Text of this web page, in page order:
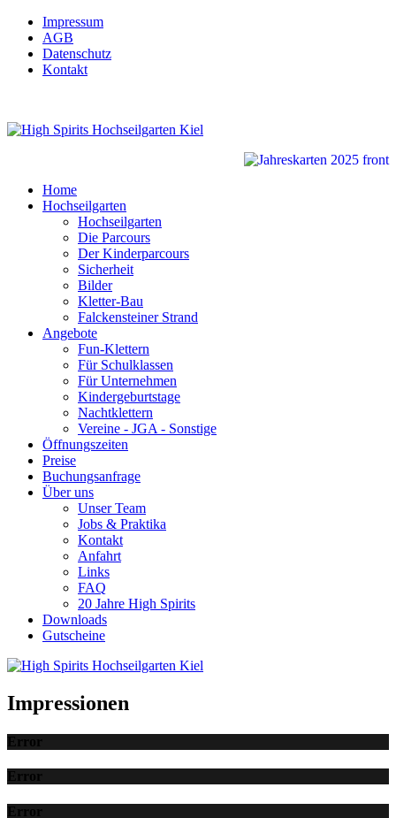
Impressum
AGB
Datenschutz
Kontakt
Home
Hochseilgarten
Hochseilgarten
Die Parcours
Der Kinderparcours
Sicherheit
Bilder
Kletter-Bau
Falckensteiner Strand
Angebote
Fun-Klettern
Für Schulklassen
Für Unternehmen
Kindergeburtstage
Nachtklettern
Vereine - JGA - Sonstige
Öffnungszeiten
Preise
Buchungsanfrage
Über uns
Unser Team
Jobs & Praktika
Kontakt
Anfahrt
Links
FAQ
20 Jahre High Spirits
Downloads
Gutscheine
Impressionen
Error
Error
Error